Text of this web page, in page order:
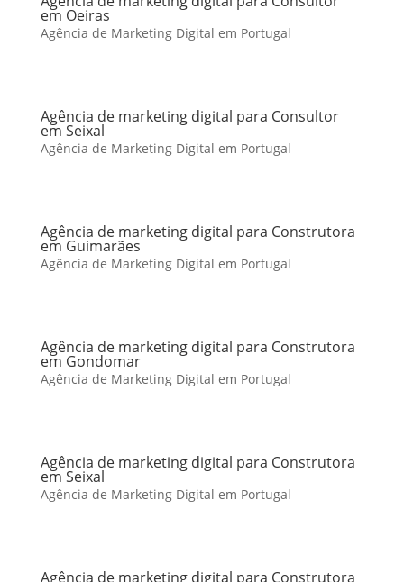
em Oeiras
Agência de Marketing Digital em Portugal
Agência de marketing digital para Consultor
em Seixal
Agência de Marketing Digital em Portugal
Agência de marketing digital para Construtora
em Guimarães
Agência de Marketing Digital em Portugal
Agência de marketing digital para Construtora
em Gondomar
Agência de Marketing Digital em Portugal
Agência de marketing digital para Construtora
em Seixal
Agência de Marketing Digital em Portugal
Agência de marketing digital para Construtora